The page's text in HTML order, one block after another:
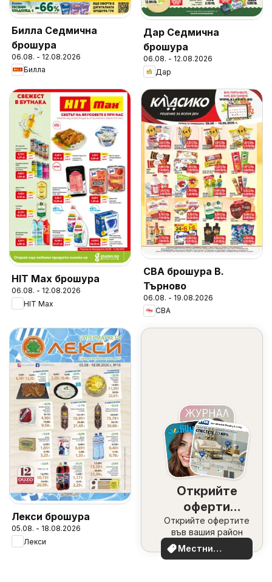
Билла Седмична
брошура
06.08. - 12.08.2026
Билла
Дар Седмична
брошура
06.08. - 12.08.2026
Дар
HIT Max брошура
06.08. - 12.08.2026
HIT Max
CBA брошура В.
Търново
06.08. - 19.08.2026
CBA
Лекси брошура
05.08. - 18.08.2026
Лекси
Открийте
оферти
наблизо
Открийте офертите
във вашия район
Местни
оферти